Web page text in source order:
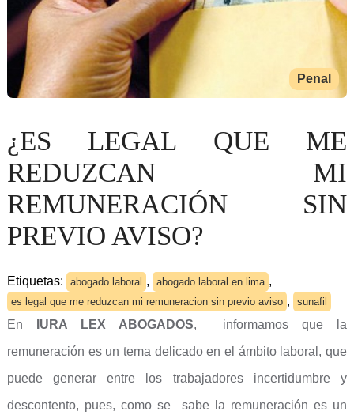
Penal
¿ES LEGAL QUE ME
REDUZCAN MI
REMUNERACIÓN SIN
PREVIO AVISO?
Etiquetas: abogado laboral , abogado laboral en lima ,
es legal que me reduzcan mi remuneracion sin previo aviso , sunafil
En IURA LEX ABOGADOS, informamos que la
remuneración es un tema delicado en el ámbito laboral, que
puede generar entre los trabajadores incertidumbre y
descontento, pues, como se sabe la remuneración es un